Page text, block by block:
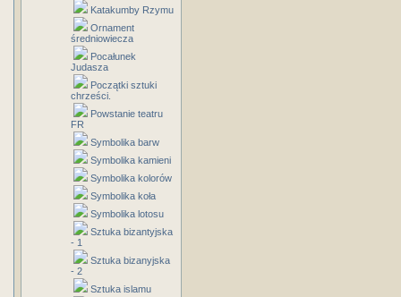
Katakumby Rzymu
Ornament
średniowiecza
Pocałunek
Judasza
Początki sztuki
chrześci.
Powstanie teatru
FR
Symbolika barw
Symbolika kamieni
Symbolika kolorów
Symbolika koła
Symbolika lotosu
Sztuka bizantyjska
- 1
Sztuka bizanyjska
- 2
Sztuka islamu